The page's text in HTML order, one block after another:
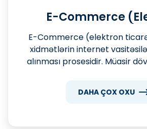
E-Commerce
Ticarət)
E-Commerce (elektron
xidmətlərin internet vasitəsilə
alınması prosesidir. Müasir
qurması və satışlarını
DAHA ÇOX OXU